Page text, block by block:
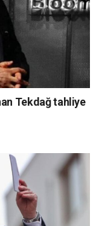
Tekdağ tahliye